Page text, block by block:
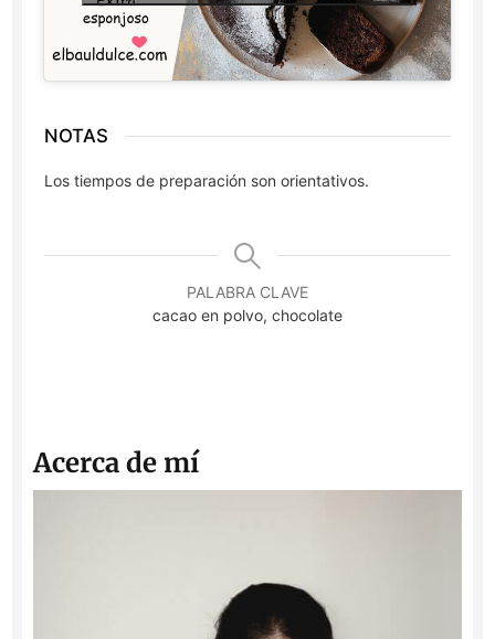
NOTAS
Los tiempos de preparación son orientativos.
PALABRA CLAVE
cacao en polvo, chocolate
Acerca de mí